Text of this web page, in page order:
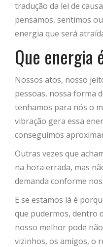
tradução da lei de
pensamos, sentimos
energia que será
Que energia
Nossos atos, nosso
pessoas, nossa forma
tenhamos para nós o
vibração gera essa
conseguimos
Outras vezes que
na hora errada, mas
demanda conforme
E se estamos lá é
que pudermos, dentro
nosso melhor pode
vizinhos, os amigos, o